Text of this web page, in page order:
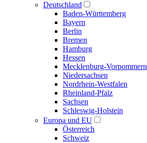
Deutschland
Baden-Württemberg
Bayern
Berlin
Bremen
Hamburg
Hessen
Mecklenburg-Vorpommern
Niedersachsen
Nordrhein-Westfalen
Rheinland-Pfalz
Sachsen
Schleswig-Holstein
Europa und EU
Österreich
Schweiz